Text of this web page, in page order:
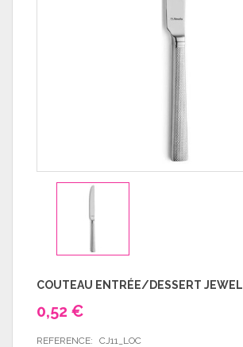
COUTEAU ENTRÉE/DESSERT JEWEL
0,52 €
REFERENCE: CJ11_LOC